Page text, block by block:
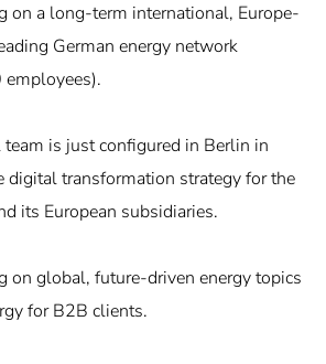
on a long-term international, Europe-
German energy network
is just configured in Berlin in
digital transformation strategy for the
its European subsidiaries.
on global, future-driven energy topics
for B2B clients.